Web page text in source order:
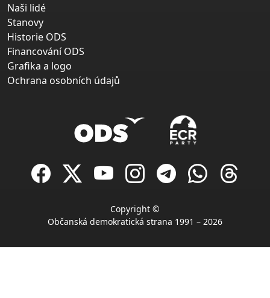
Naši lidé
Stanovy
Historie ODS
Financování ODS
Grafika a logo
Ochrana osobních údajů
Copyright ©
Občanská demokratická strana 1991 – 2026